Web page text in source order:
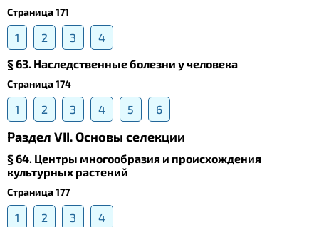
Страница 171
1 2 3
4
§ 63. Наследственные болезни у человека
Страница 174
1 2 3 4 5 6
Раздел VII. Основы селекции
§ 64. Центры многообразия и происхождения
культурных растений
Страница 177
1 2 3
4